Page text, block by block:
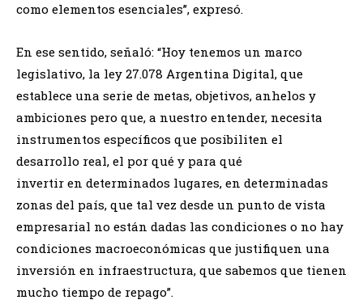
como elementos esenciales”, expresó.
En ese sentido, señaló: “Hoy tenemos un marco
legislativo, la ley 27.078 Argentina Digital, que
establece una serie de metas, objetivos, anhelos y
ambiciones pero que, a nuestro entender, necesita
instrumentos específicos que posibiliten el
desarrollo real, el por qué y para qué
invertir en determinados lugares, en determinadas
zonas del país, que tal vez desde un punto de vista
empresarial no están dadas las condiciones o no hay
condiciones macroeconómicas que justifiquen una
inversión en infraestructura, que sabemos que tienen
mucho tiempo de repago”.